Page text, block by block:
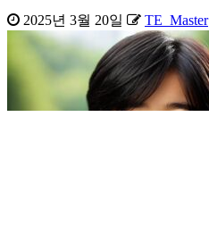
2025년 3월 20일 TE_Master